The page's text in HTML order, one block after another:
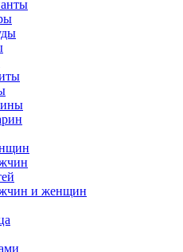
и женщин